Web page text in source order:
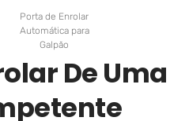
Porta de Enrolar
Automática para
Galpão
De Uma